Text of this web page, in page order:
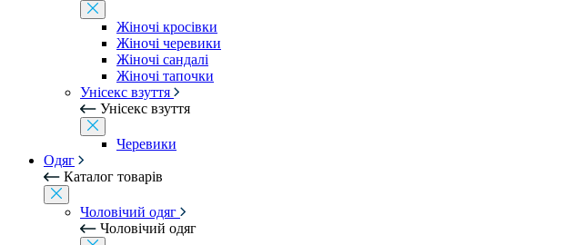
Жіночі кросівки
Жіночі черевики
Жіночі сандалі
Жіночі тапочки
Унісекс взуття
Унісекс взуття
Черевики
Одяг
Каталог товарів
Чоловічий одяг
Чоловічий одяг